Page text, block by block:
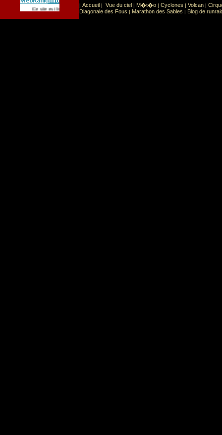
Ce site est list� dans la cat�gorie Sport Sports extr�mes
| Accueil | Vue du ciel | M�t�o | Cyclones | Volcan |
Diagonale des Fous | Marathon des Sables | Blog de